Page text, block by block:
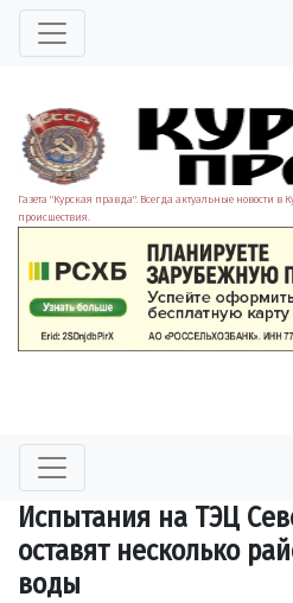
Газета "Курская правда". Всегда актуальные новости в
происшествия.
Испытания на ТЭЦ
оставят несколько
воды